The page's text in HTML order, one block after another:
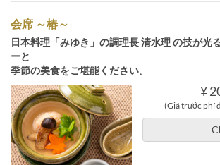
会席 ～椿～
日本料理「みゆき」の調理長 清水理 の技が光
ーと
季節の美食をご堪能ください。
¥
(Giá trước phí